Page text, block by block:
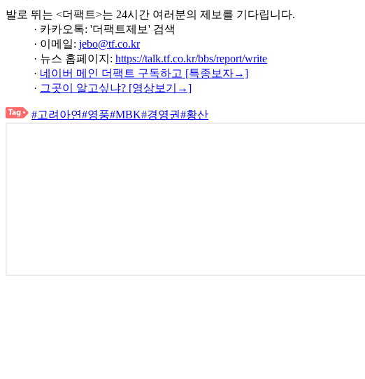
발로 뛰는 <더팩트>는 24시간 여러분의 제보를 기다립니다.
· 카카오톡: '더팩트제보' 검색
· 이메일: jebo@tf.co.kr
· 뉴스 홈페이지: https://talk.tf.co.kr/bbs/report/write
· 네이버 메인 더팩트 구독하고 [특종보자→]
· 그곳이 알고싶냐? [영상보기→]
#고려아연#영풍#MBK#경영권#황산